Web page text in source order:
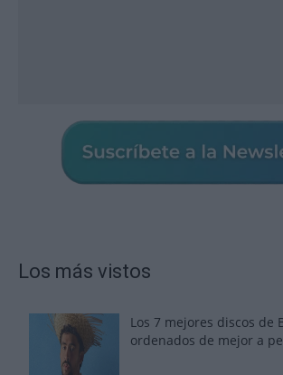
Los más vistos
Los 7 mejores discos de
ordenados de mejor a